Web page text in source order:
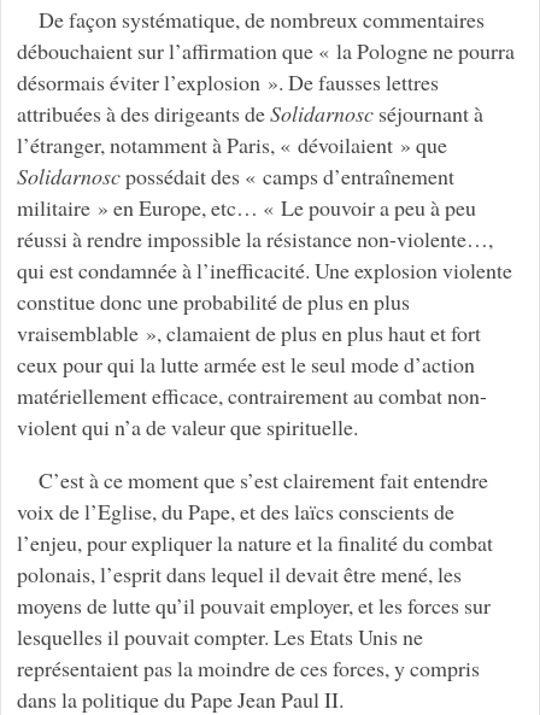
De façon systématique, de nombreux commentaires
débouchaient sur l’affirmation que « la Pologne ne pourra
désormais éviter l’explosion ». De fausses lettres
attribuées à des dirigeants deSolidarnoscséjournant à
l’étranger, notamment à Paris, « dévoilaient » que
Solidarnoscpossédait des « camps d’entraînement
militaire » en Europe, etc… « Le pouvoir a peu à peu
réussi à rendre impossible la résistance non-violente…,
qui est condamnée à l’inefficacité. Une explosion violente
constitue donc une probabilité de plus en plus
vraisemblable », clamaient de plus en plus haut et fort
ceux pour qui la lutte armée est le seul mode d’action
matériellement efficace, contrairement au combat non-
violent qui n’a de valeur que spirituelle.
C’est à ce moment que s’est clairement fait entendre
voix de l’Eglise, du Pape, et des laïcs conscients de
l’enjeu, pour expliquer la nature et la finalité du combat
polonais, l’esprit dans lequel il devait être mené, les
moyens de lutte qu’il pouvait employer, et les forces sur
lesquelles il pouvait compter. Les Etats Unis ne
représentaient pas la moindre de ces forces, y compris
dans la politique du Pape Jean Paul II.